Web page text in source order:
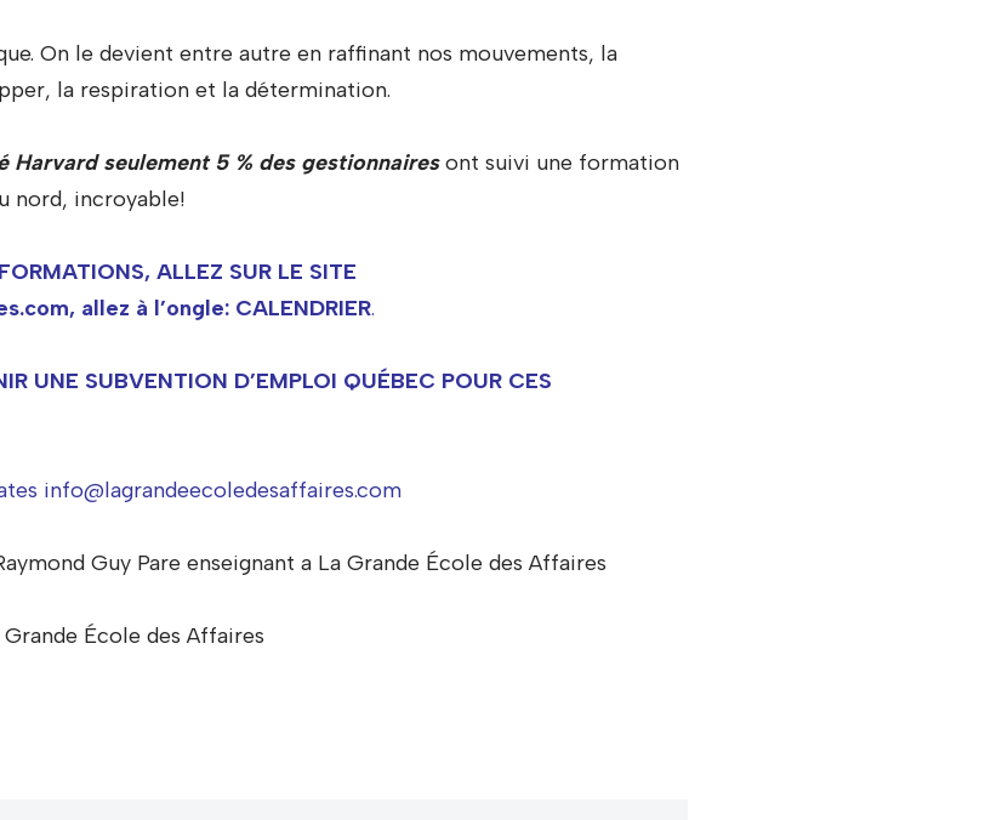
On le devient entre autre en raffinant nos mouvements, la
la respiration et la détermination.
Harvard seulement 5 % des gestionnaires ont suivi une formation
nord, incroyable!
ALLEZ SUR LE SITE
allez à l’ongle: CALENDRIER.
UNE SUBVENTION D’EMPLOI QUÉBEC POUR CES
info@lagrandeecoledesaffaires.com
Guy Pare enseignant a La Grande École des Affaires
École des Affaires